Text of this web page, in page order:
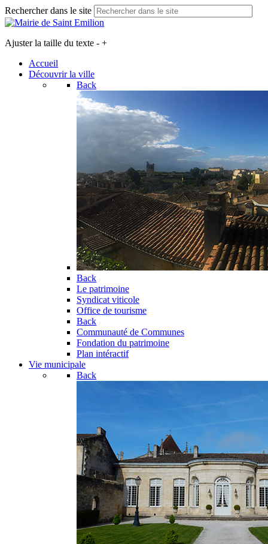
Rechercher dans le site
Ajuster la taille du texte - +
Accueil
Découvrir la ville
Back
Back
Le patrimoine
Syndicat viticole
Office de tourisme
Back
Communauté de Communes
Fondation du patrimoine
Plan intéractif
Vie municipale
Back